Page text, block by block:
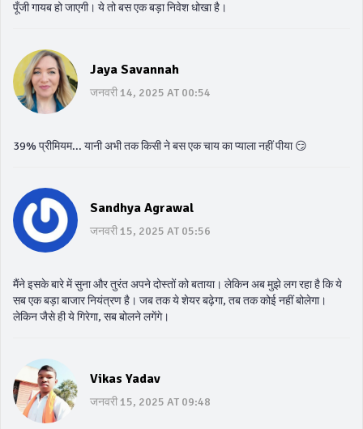
पूँजी गायब हो जाएगी। ये तो बस एक बड़ा निवेश धोखा है।
Jaya Savannah
जनवरी 14, 2025 AT 00:54
39% प्रीमियम... यानी अभी तक किसी ने बस एक चाय का प्याला नहीं पीया 😏
Sandhya Agrawal
जनवरी 15, 2025 AT 05:56
मैंने इसके बारे में सुना और तुरंत अपने दोस्तों को बताया। लेकिन अब मुझे लग रहा है कि ये
सब एक बड़ा बाजार नियंत्रण है। जब तक ये शेयर बढ़ेगा, तब तक कोई नहीं बोलेगा।
लेकिन जैसे ही ये गिरेगा, सब बोलने लगेंगे।
Vikas Yadav
जनवरी 15, 2025 AT 09:48